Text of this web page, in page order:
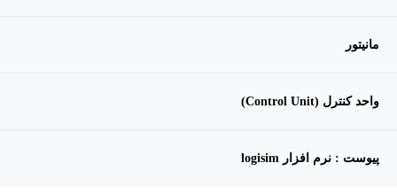
مانیتور
واحد کنترل (Control Unit)
پیوست : نرم افزار logisim